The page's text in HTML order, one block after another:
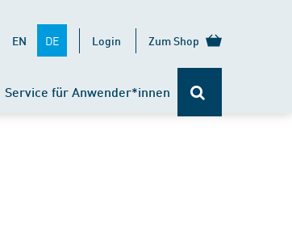
EN DE Login Zum Shop
Service für Anwender*innen